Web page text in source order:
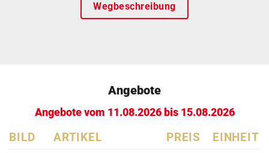
Wegbeschreibung
Angebote
Angebote vom 11.08.2026 bis 15.08.2026
BILD ARTIKEL PREIS EINHEIT